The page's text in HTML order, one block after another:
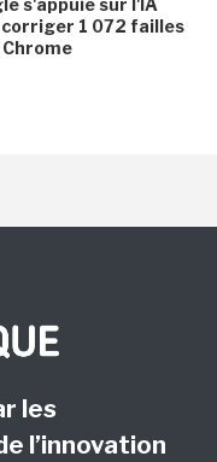
s'appuie sur l'IA
1 072 failles
Chrome
les
l’innovation